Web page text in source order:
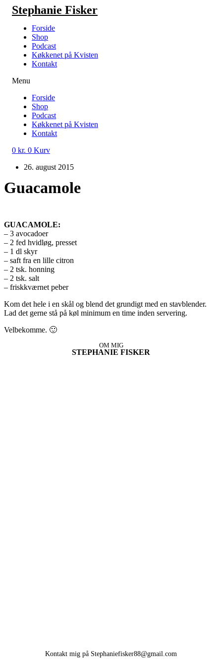
Videre
indhold
Stephanie Fisker
Forside
Shop
Podcast
Køkkenet på Kvisten
Kontakt
Menu
Forside
Shop
Podcast
Køkkenet på Kvisten
Kontakt
0 kr. 0 Kurv
26. august 2015
Guacamole
GUACAMOLE:
– 3 avocadoer
– 2 fed hvidløg, presset
– 1 dl skyr
– saft fra en lille citron
– 2 tsk. honning
– 2 tsk. salt
– friskkværnet peber
Kom det hele i en skål og blend det grundigt med en stavblender.
Lad det gerne stå på køl minimum en time inden servering.
Velbekomme. 🙂
OM MIG
STEPHANIE FISKER
Kontakt mig på Stephaniefisker88@gmail.com